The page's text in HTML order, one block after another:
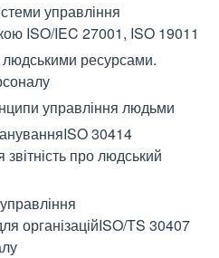
управління
ISO/IEC 27001, ISO 19011
ресурсами.
управління людьми
30414
про людський
організаційISO/TS 30407